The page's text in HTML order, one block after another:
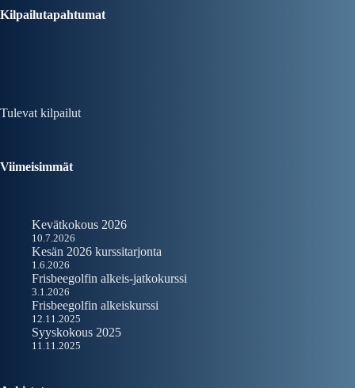
Kilpailutapahtumat
Tulevat kilpailut
Viimeisimmät
Kevätkokous 2026
10.7.2026
Kesän 2026 kurssitarjonta
1.6.2026
Frisbeegolfin alkeis-jatkokurssi
3.1.2026
Frisbeegolfin alkeiskurssi
12.11.2025
Syyskokous 2025
11.11.2025